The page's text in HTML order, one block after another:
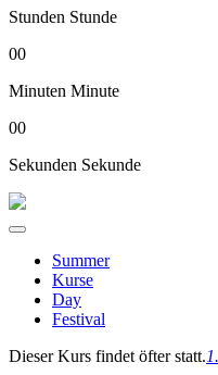
Stunden Stunde
00
Minuten Minute
00
Sekunden Sekunde
Summer
Kurse
Day
Festival
Dieser Kurs findet öfter statt.